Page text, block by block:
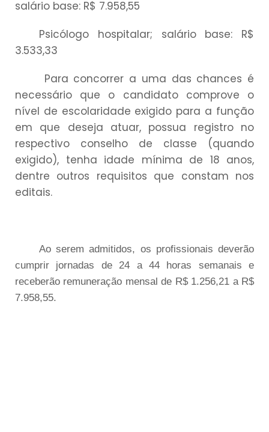
salário base: R$ 7.958,55
Psicólogo hospitalar; salário base: R$
3.533,33
Para concorrer a uma das chances é
necessário que o candidato comprove o
nível de escolaridade exigido para a função
em que deseja atuar, possua registro no
respectivo conselho de classe (quando
exigido), tenha idade mínima de 18 anos,
dentre outros requisitos que constam nos
editais.
Ao serem admitidos, os profissionais deverão
cumprir jornadas de 24 a 44 horas semanais e
receberão remuneração mensal de R$ 1.256,21 a R$
7.958,55.